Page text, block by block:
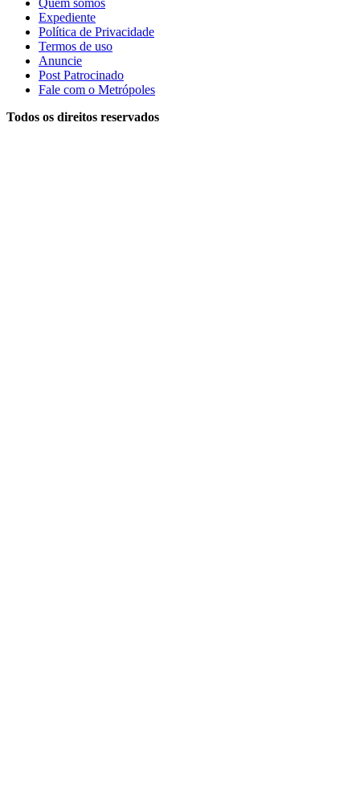
Quem somos
Expediente
Política de Privacidade
Termos de uso
Anuncie
Post Patrocinado
Fale com o Metrópoles
Todos os direitos reservados